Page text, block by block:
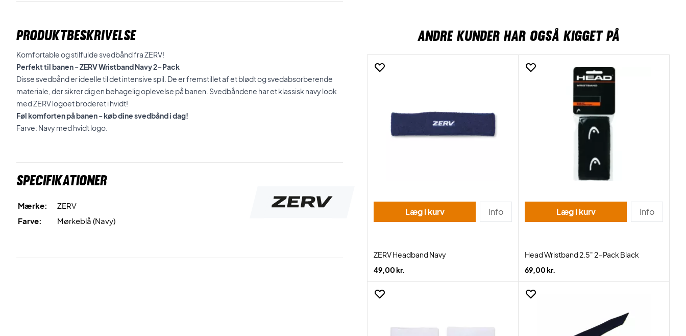
PRODUKTBESKRIVELSE
Komfortable og stilfulde svedbånd fra ZERV!
Perfekt til banen - ZERV Wristband Navy 2-Pack
Disse svedbånd er ideelle til det intensive spil. De er fremstillet af et blødt og svedabsorberende
materiale, der sikrer dig en behagelig oplevelse på banen. Svedbåndene har et klassisk navy look
med ZERV logoet broderet i hvidt!
Føl komforten på banen - køb dine svedbånd i dag!
Farve: Navy med hvidt logo.
Specifikationer
Mærke:
ZERV
Farve:
Mørkeblå (Navy)
ANDRE KUNDER HAR OGSÅ KIGGET PÅ
Læg i kurv Info
ZERV Headband Navy
49,00 kr.
Læg i kurv Info
Head Wristband 2.5" 2-Pack Black
69,00 kr.